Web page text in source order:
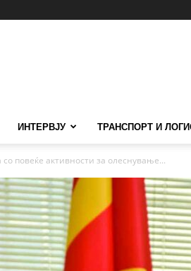
ИНТЕРВЈУ ТРАНСПОРТ И
повеќе активности за олеснување...